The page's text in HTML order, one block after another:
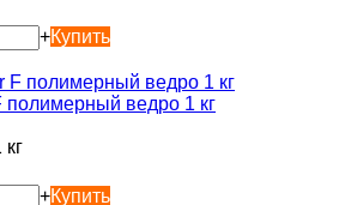
+Купить
полимерный ведро 1 кг
+Купить